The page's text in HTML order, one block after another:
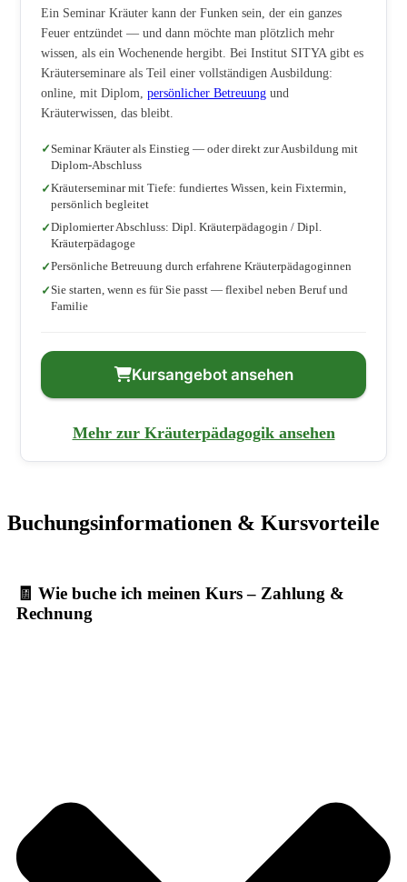
Ein Seminar Kräuter kann der Funken sein, der ein ganzes
Feuer entzündet — und dann möchte man plötzlich mehr
wissen, als ein Wochenende hergibt. Bei Institut SITYA gibt es
Kräuterseminare als Teil einer vollständigen Ausbildung:
online, mit Diplom, persönlicher Betreuung und
Kräuterwissen, das bleibt.
Seminar Kräuter als Einstieg — oder direkt zur Ausbildung mit
Diplom-Abschluss
Kräuterseminar mit Tiefe: fundiertes Wissen, kein Fixtermin,
persönlich begleitet
Diplomierter Abschluss: Dipl. Kräuterpädagogin / Dipl.
Kräuterpädagoge
Persönliche Betreuung durch erfahrene Kräuterpädagoginnen
Sie starten, wenn es für Sie passt — flexibel neben Beruf und
Familie
Kursangebot ansehen
Mehr zur Kräuterpädagogik ansehen
Buchungsinformationen & Kursvorteile
🧾 Wie buche ich meinen Kurs – Zahlung &
Rechnung